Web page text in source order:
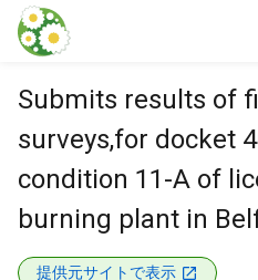
本文に飛ぶ
Submits results of
surveys,for docket
condition 11-A of
burning plant in
提供元サイトで表示